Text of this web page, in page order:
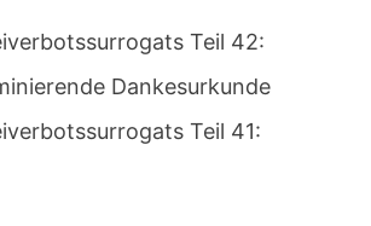
Teil 42:
Dankesurkunde
Teil 41: